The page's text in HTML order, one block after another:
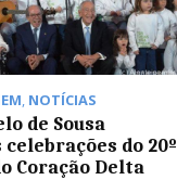
, NOTÍCIAS
de Sousa
do 20º
Coração Delta